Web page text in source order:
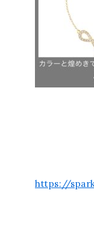
https://